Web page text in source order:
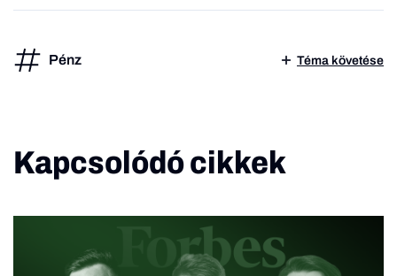
Pénz Téma követése
Kapcsolódó cikkek